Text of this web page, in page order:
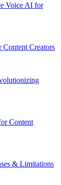
Voice AI for
Creators
Content
& Limitations